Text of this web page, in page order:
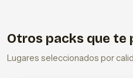
Otros packs que te
Lugares seleccionados por